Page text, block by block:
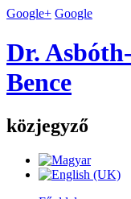
Google+ Google
Dr.
Bence
közjegyző